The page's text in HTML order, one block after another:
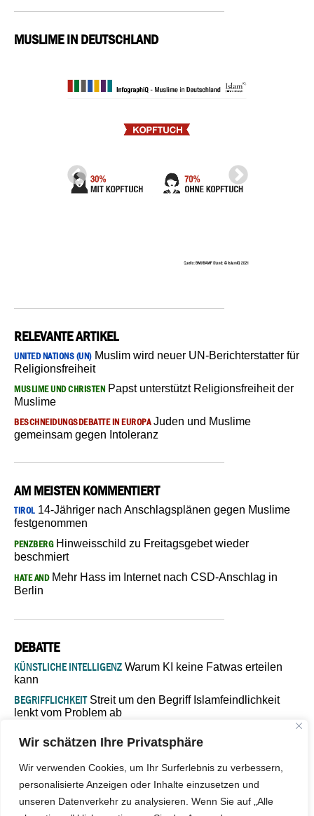
Wir schätzen Ihre Privatsphäre
Wir verwenden Cookies, um Ihr Surferlebnis zu verbessern,
personalisierte Anzeigen oder Inhalte einzusetzen und
unseren Datenverkehr zu analysieren. Wenn Sie auf „Alle
MUSLIME IN DEUTSCHLAND
RELEVANTE ARTIKEL
UNITED NATIONS (UN)Muslim wird neuer UN-Berichterstatter für
Religionsfreiheit
MUSLIME UND CHRISTEN Papst unterstützt Religionsfreiheit der
Muslime
BESCHNEIDUNGSDEBATTE IN EUROPAJuden und Muslime
gemeinsam gegen Intoleranz
AM MEISTEN KOMMENTIERT
TIROL14-Jähriger nach Anschlagsplänen gegen Muslime
festgenommen
PENZBERGHinweisschild zu Freitagsgebet wieder
beschmiert
HATE ANDMehr Hass im Internet nach CSD-Anschlag in
Berlin
DEBATTE
KÜNSTLICHE INTELLIGENZ Warum KI keine Fatwas erteilen
kann
BEGRIFFLICHKEITStreit um den Begriff Islamfeindlichkeit
lenkt vom Problem ab
Verantwortung bleibt“
ISLAMISCHE FAKULTÄT IN MÜNSTEREine kritische Schwelle für
die deutsche Religionspolitik
GASTBEITRAGWarum die muslimische Welt eine neue